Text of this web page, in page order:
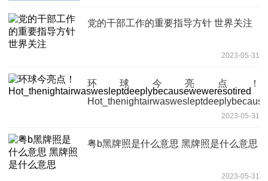
党的干部工作的重要指导方针 世界关注
2023-05-31
环球今亮点！
2023-05-31
粤b黑牌照是什么意思 黑牌照是什么意思
2023-05-31